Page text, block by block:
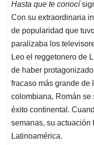
Hasta que te conocí
Con su extraordinaria
de popularidad que
paralizaba los
Leo el reggetonero de
de haber
fracaso más grande de
colombiana, Román se
éxito continental.
semanas, su actuación
Latinoamérica.